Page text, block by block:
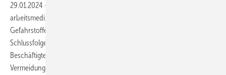
29.01.2024 -
arbeitsmedizinischen Vorsorge bei potenziellen
Gefahrstoffexpositionen. Die Ergebnisse können zu wichtigen
Schlussfolgerungen hinsichtlich des Gesundheitsrisikos der einzelnen
Beschäftigten oder der Gefährdungsbeurteilung führen. Der
Vermeidung von Fehlern und Mängeln beziehungsweise der